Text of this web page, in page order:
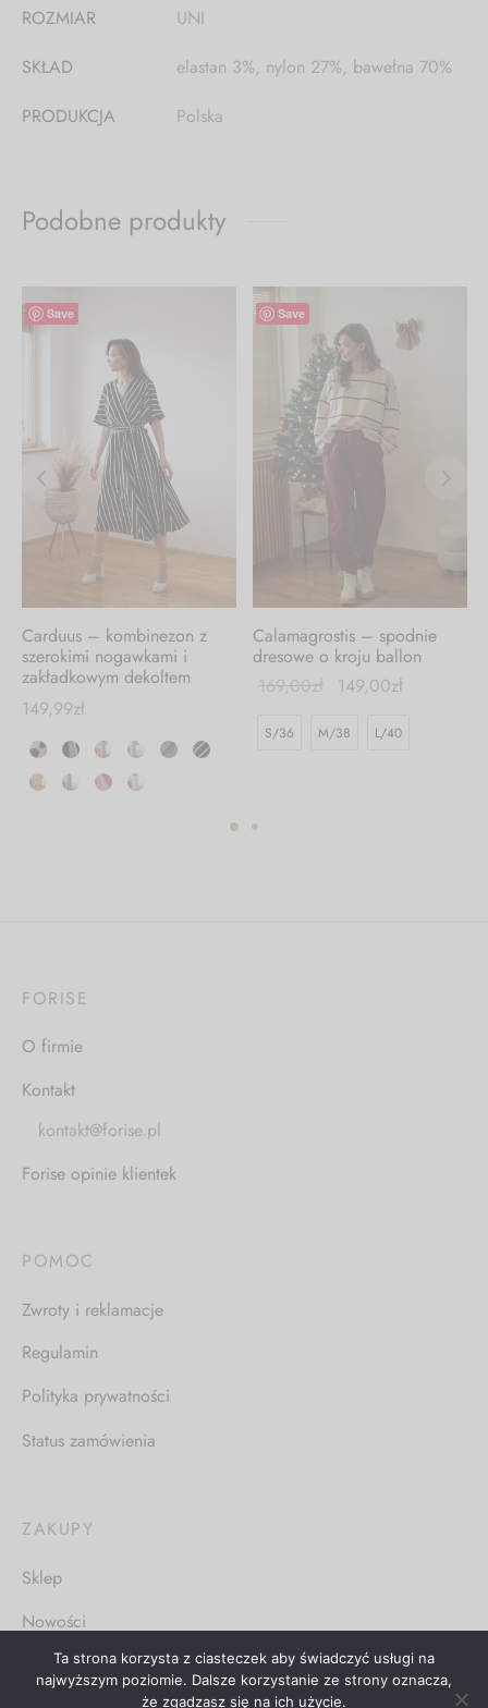
ROZMIAR
UNI
SKŁAD
elastan 3%, nylon 27%, bawełna 70%
PRODUKCJA
Polska
Podobne produkty
Save
Carduus – kombinezon z
szerokimi nogawkami i
zakładkowym dekoltem
149,99zł
Save
-12%
Calamagrostis – spodnie
dresowe o kroju ballon
169,00zł 149,00zł
S/36 M/38 L/40
FORISE
O firmie
Kontakt
kontakt@forise.pl
Forise opinie klientek
POMOC
Zwroty i reklamacje
Regulamin
Polityka prywatności
Status zamówienia
ZAKUPY
Sklep
Nowości
Ta strona korzysta z ciasteczek aby świadczyć usługi na
najwyższym poziomie. Dalsze korzystanie ze strony oznacza,
że zgadzasz się na ich użycie.